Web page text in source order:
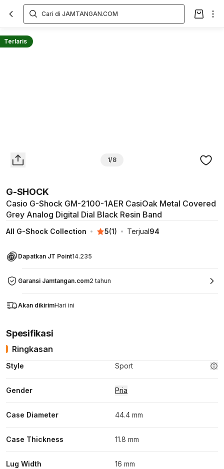
Terlaris
1/8
G-SHOCK
Casio G-Shock GM-2100-1AER CasiOak Metal Covered
Grey Analog Digital Dial Black Resin Band
All G-Shock Collection 5(1) Terjual94
Dapatkan JT Point14.235
Garansi Jamtangan.com2 tahun
Akan dikirimHari ini
Overview
Spesifikasi
Ringkasan
Style Sport
Gender Pria
Case Diameter 44.4 mm
Case Thickness 11.8 mm
Lug Width 16 mm